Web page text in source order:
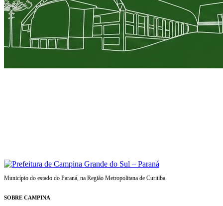
Município do estado do Paraná, na Região Metropolitana de Curitiba.
SOBRE CAMPINA